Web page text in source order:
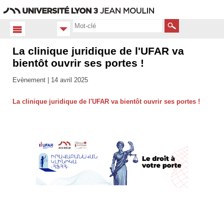
Rechercher
Accueil
FR
Actualités
La clinique juridique de l'UFAR va
bientôt ouvrir ses portes !
Evènement | 14 avril 2025
La clinique juridique de l'UFAR va bientôt ouvrir ses portes !